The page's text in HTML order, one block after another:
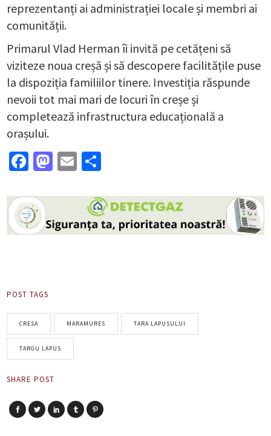
reprezentanți ai administrației locale și membri ai
comunității.
Primarul Vlad Herman îi invită pe cetățeni să
viziteze noua creșă și să descopere facilitățile puse
la dispoziția familiilor tinere. Investiția răspunde
nevoii tot mai mari de locuri în creșe și
completează infrastructura educațională a
orașului.
Facebook
Mastodon
Email
POST TAGS
CRESA MARAMURES TARA LAPUSULUI
TARGU LAPUS
SHARE POST